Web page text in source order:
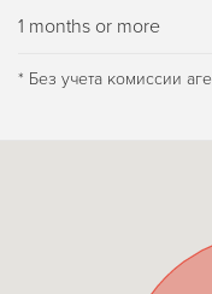
1 months or more
* Без учета комиссии